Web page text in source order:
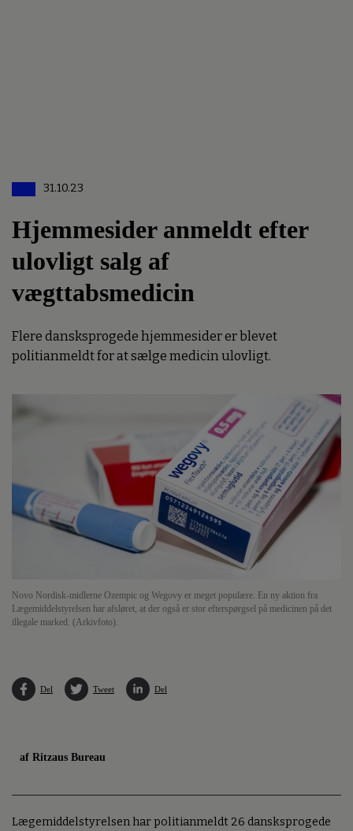
31.10.23
Hjemmesider anmeldt efter
ulovligt salg af
vægttabsmedicin
Flere dansksprogede hjemmesider er blevet
politianmeldt for at sælge medicin ulovligt.
Novo Nordisk-midlerne Ozempic og Wegovy er meget populære. En ny aktion fra
Lægemiddelstyrelsen har afsløret, at der også er stor efterspørgsel på medicinen på det
illegale marked. (Arkivfoto).
Del Tweet Del
af Ritzaus Bureau
Lægemiddelstyrelsen har politianmeldt 26 dansksprogede